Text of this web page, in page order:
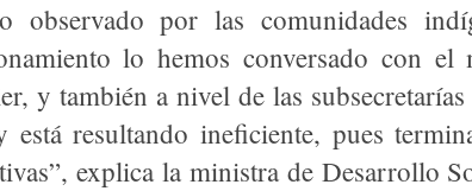
observado por las comunidades
lo hemos conversado con
y también a nivel de las
resultando ineficiente, pues
explica la ministra de Desarrollo